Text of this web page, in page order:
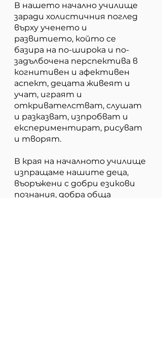
В нашето начално училище
заради холистичния поглед
върху ученето и
развитието, който се
базира на по-широка и по-
задълбочена перспектива в
когнитивен и афективен
аспект, децата живеят и
учат, играят и
откривателстват, слушат
и разказват, изпробват и
експериментират, рисуват
и творят.
В края на началното училище
изпращаме нашите деца,
въоръжени с добри езикови
познания, добра обща